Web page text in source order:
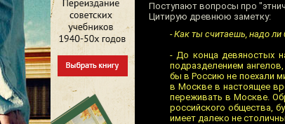
Поступают вопросы про
Цитирую древнюю заметку:
- Как ты считаешь, надо
- До конца девяностых
подразделением
бы в Россию не поехали
в Москве в настоящее
переживать в Москве.
российского общества,
имеет далеко не